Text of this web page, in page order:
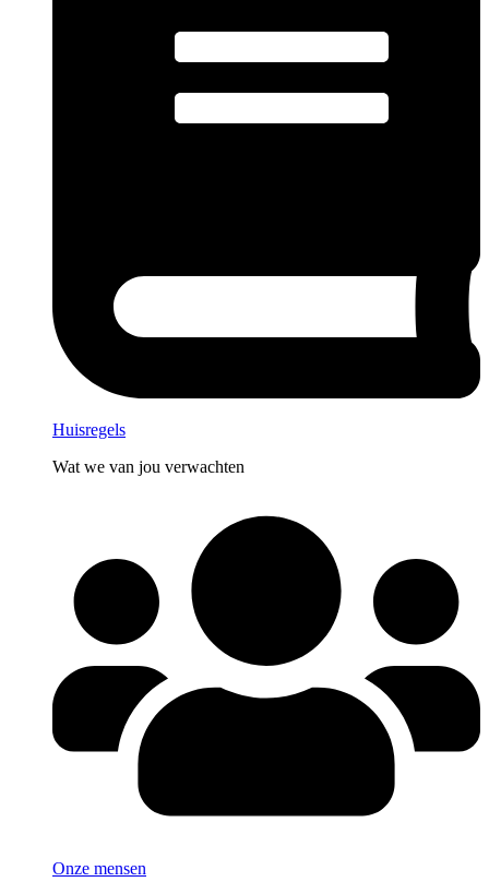
Huisregels
Wat we van jou verwachten
Onze mensen